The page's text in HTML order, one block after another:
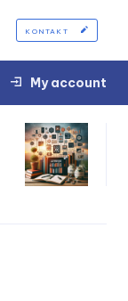
KONTAKT
My account